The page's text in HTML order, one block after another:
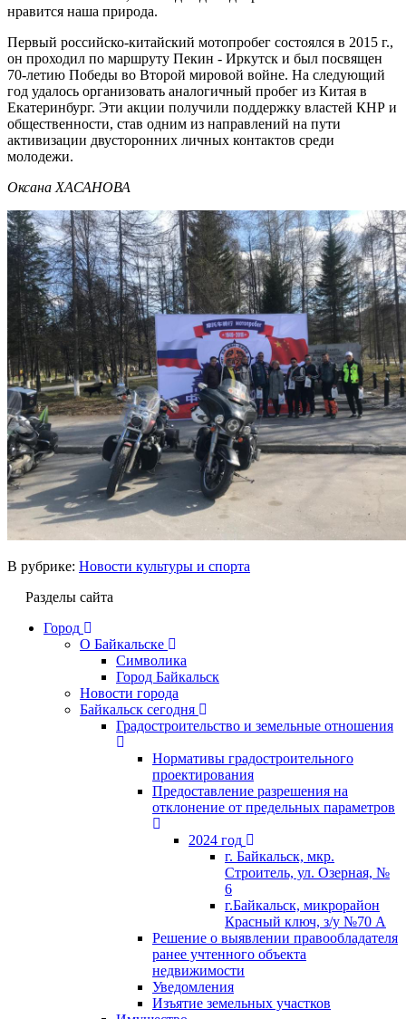
нравится наша природа.
Первый российско-китайский мотопробег состоялся в 2015 г.,
он проходил по маршруту Пекин - Иркутск и был посвящен
70-летию Победы во Второй мировой войне. На следующий
год удалось организовать аналогичный пробег из Китая в
Екатеринбург. Эти акции получили поддержку властей КНР и
общественности, став одним из направлений на пути
активизации двусторонних личных контактов среди
молодежи.
Оксана ХАСАНОВА
В рубрике: Новости культуры и спорта
Разделы сайта
Город
О Байкальске
Символика
Город Байкальск
Новости города
Байкальск сегодня
Градостроительство и земельные отношения
Нормативы градостроительного
проектирования
Предоставление разрешения на
отклонение от предельных параметров
2024 год
г. Байкальск, мкр.
Строитель, ул. Озерная, №
6
г.Байкальск, микрорайон
Красный ключ, з/у №70 А
Решение о выявлении правообладателя
ранее учтенного объекта
недвижимости
Уведомления
Изъятие земельных участков